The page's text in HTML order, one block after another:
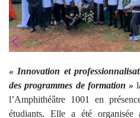
« Innovation et
des programmes de formation »
l’Amphithéâtre 1001 en
étudiants. Elle a été organisée